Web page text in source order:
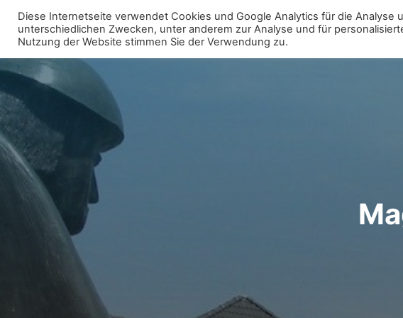
Zum
Inhalt
springen
WIR FÜR UNNA - FRAKTION
Ma
Diese Internetseite verwendet Cookies und Google Analytics für die Analyse
unterschiedlichen Zwecken, unter anderem zur Analyse und für
Nutzung der Website stimmen Sie der Verwendung zu.